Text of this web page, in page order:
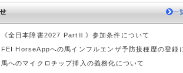
《Jr.総合・全日本ダービー》エントリー期間・国スポ総
馬術盛り上げ企画《Fun! 馬術》スタート
第78回全日本障害2026パートⅡの宿泊ホテルの案内に
今年の国スポ総合馬術競技への対応について
アーヘン世界馬術選手権 派遣選手団発表
一
《全日本障害2027 PartⅡ》参加条件について
FEI HorseAppへの馬インフルエンザ予防接種歴の登録
馬へのマイクロチップ挿入の義務化について